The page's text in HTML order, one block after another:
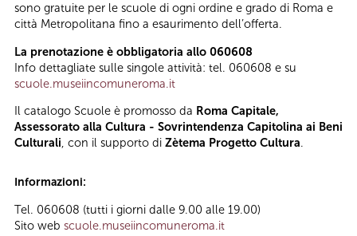
sono gratuite per le scuole di ogni ordine e grado di Roma e
città Metropolitana fino a esaurimento dell’offerta.
La prenotazione è obbligatoria allo 060608
Info dettagliate sulle singole attività: tel. 060608 e su
scuole.museiincomuneroma.it
Il catalogo Scuole è promosso da Roma Capitale,
Assessorato alla Cultura - Sovrintendenza Capitolina ai Beni
Culturali, con il supporto di Zètema Progetto Cultura.
Informazioni:
Tel. 060608 (tutti i giorni dalle 9.00 alle 19.00)
Sito web scuole.museiincomuneroma.it